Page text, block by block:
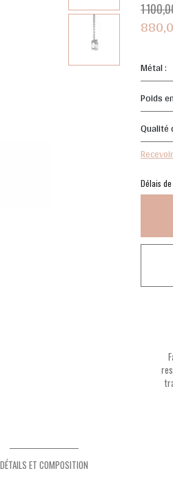
1
Métal :
Poids
Qualité
Délais
DÉTAILS ET COMPOSITION